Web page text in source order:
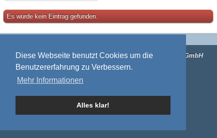
Diese Webseite benutzt Cookies um die
Benutzererfahrung zu Verbessern.
Mehr Informationen
Alles klar!
Es wurde kein Eintrag gefunden.
Forensoftware:Burning Board®, entwickelt vonWoltLab® GmbH